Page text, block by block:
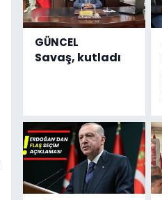
GÜNCEL
Savaş, kutladı